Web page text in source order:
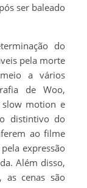
ser baleado
do
pela morte
a vários
de Woo,
slow motion e
distintivo do
ao filme
expressão
Além disso,
as cenas são